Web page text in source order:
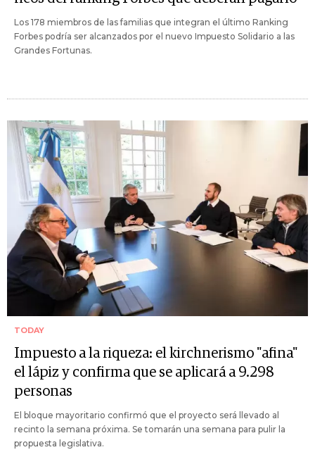
Los 178 miembros de las familias que integran el último Ranking
Forbes podría ser alcanzados por el nuevo Impuesto Solidario a las
Grandes Fortunas.
TODAY
Impuesto a la riqueza: el kirchnerismo "afina"
el lápiz y confirma que se aplicará a 9.298
personas
El bloque mayoritario confirmó que el proyecto será llevado al
recinto la semana próxima. Se tomarán una semana para pulir la
propuesta legislativa.